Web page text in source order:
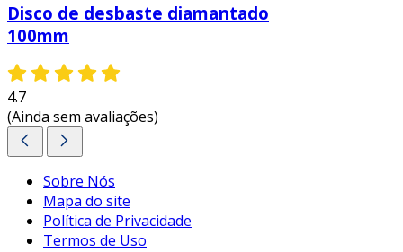
Disco de desbaste diamantado
100mm
4.7
(Ainda sem avaliações)
Sobre Nós
Mapa do site
Política de Privacidade
Termos de Uso